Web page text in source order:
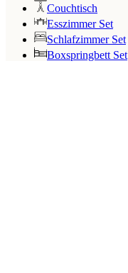
Couchtisch
Esszimmer Set
Schlafzimmer Set
Boxspringbett Set